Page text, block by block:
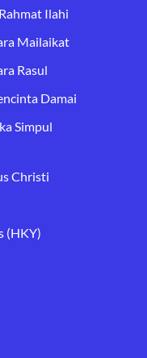
Ilahi
Mailaikat
Rasul
Damai
Simpul
Christi
(HKY)